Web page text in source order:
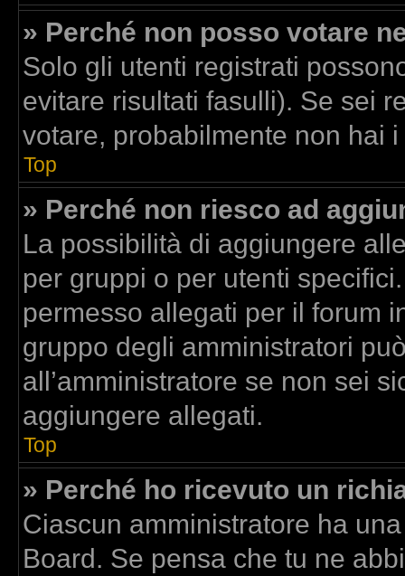
» Perché non posso votare
Solo gli utenti registrati
evitare risultati fasulli). Se sei
votare, probabilmente non hai
Top
» Perché non riesco ad
La possibilità di aggiungere
per gruppi o per utenti
permesso allegati per il forum
gruppo degli amministratori
all’amministratore se non sei
aggiungere allegati.
Top
» Perché ho ricevuto un
Ciascun amministratore ha
Board. Se pensa che tu ne